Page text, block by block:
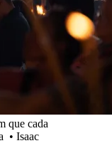
que cada
• Isaac